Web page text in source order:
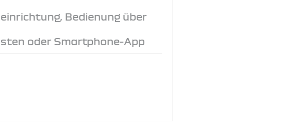
Bedienung über
oder Smartphone-App